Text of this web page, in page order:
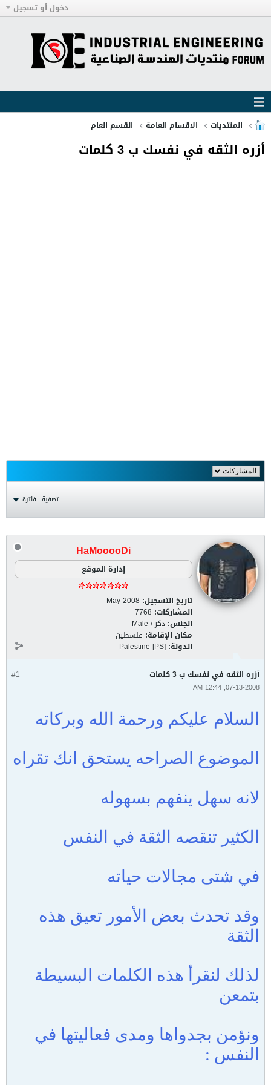
دخول أو تسجيل
المنتديات الاقسام العامة القسم العام
أزره الثقه في نفسك ب 3 كلمات
تصفية - فلترة
HaMooooDi
إدارة الموقع
تاريخ التسجيل: May 2008
المشاركات: 7768
الجنس: ذكر / Male
مكان الإقامة: فلسطين
الدولة: Palestine [PS]
#1 أزره الثقه في نفسك ب 3 كلمات
07-13-2008, 12:44 AM
السلام عليكم ورحمة الله وبركاته
الموضوع الصراحه يستحق انك تقراه
لانه سهل ينفهم بسهوله
الكثير تنقصه الثقة في النفس
في شتى مجالات حياته
وقد تحدث بعض الأمور تعيق هذه
الثقة
لذلك لنقرأ هذه الكلمات البسيطة
بتمعن
ونؤمن بجدواها ومدى فعاليتها في
النفس :